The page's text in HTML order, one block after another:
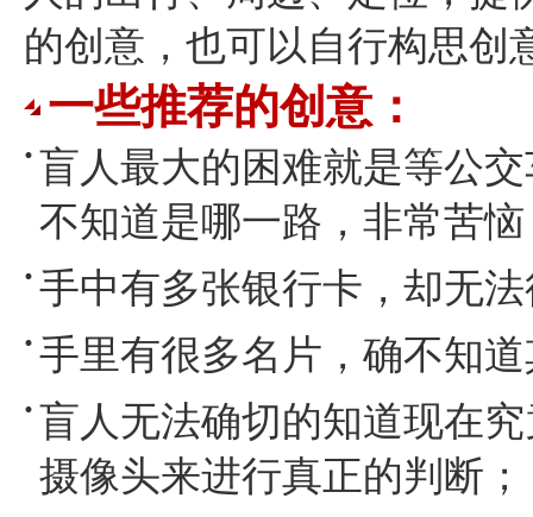
的创意，也可以自行构思创
一些推荐的创意：
盲人最大的困难就是等公
不知道是哪一路，非常苦
手中有多张银行卡，却无
手里有很多名片，确不知
盲人无法确切的知道现在
摄像头来进行真正的判断；